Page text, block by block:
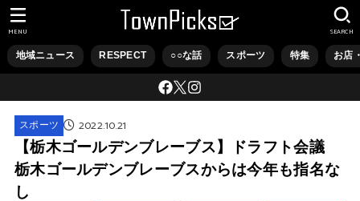
地域ニュース RESPECT ○○な話 スポーツ 特集 お店
SEARCH
MENU
スポーツ 2022.10.21
【栃木ゴールデンブレーブス】ドラフト会議
栃木ゴールデンブレーブスからは今年も指名な
し